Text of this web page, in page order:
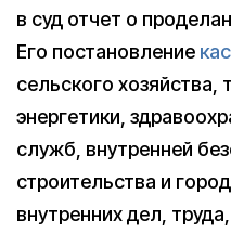
в суд отчет о
Его постановление
сельского хозяйства,
энергетики,
служб, внутренней
строительства и
внутренних дел,